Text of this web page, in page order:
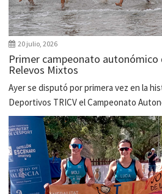
20 julio, 2026
Primer campeonato
Relevos Mixtos
Ayer se disputó por primera vez en la
Deportivos TRICV el Campeonato